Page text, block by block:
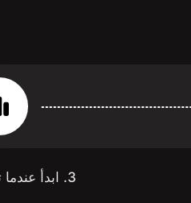
3. ابدأ عندما تكون مستعدًا